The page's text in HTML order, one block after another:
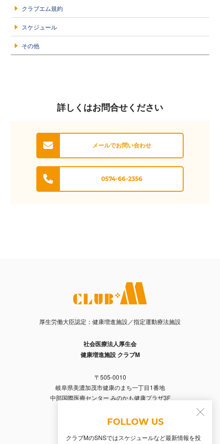
クラブエム規約
スケジュール
その他
詳しくはお問合せください
メールでお問い合わせ
0574-66-2356
厚生労働大臣認定：健康増進施設／指定運動療法施設
社会医療法人厚生会
健康増進施設 クラブM
〒505-0010
岐阜県美濃加茂市健康のまち一丁目1番地
中部国際医療センター みのかも健康プラザ3F
FOLLOW US
クラブMのSNSではスケジュールなど最新情報を投